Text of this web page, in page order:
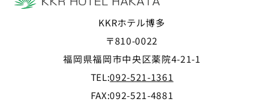
KKRホテル博多
〒810-0022
福岡県福岡市中央区薬院4-21-1
TEL:092-521-1361
FAX:092-521-4881